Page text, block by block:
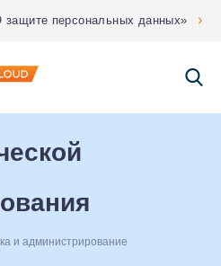
защите персональных данных»
и администрирование